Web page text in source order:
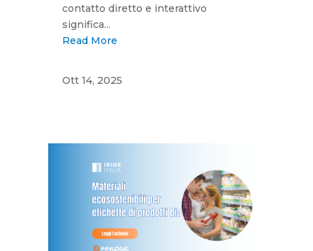
contatto diretto e interattivo
significa...
Read More
Ott 14, 2025